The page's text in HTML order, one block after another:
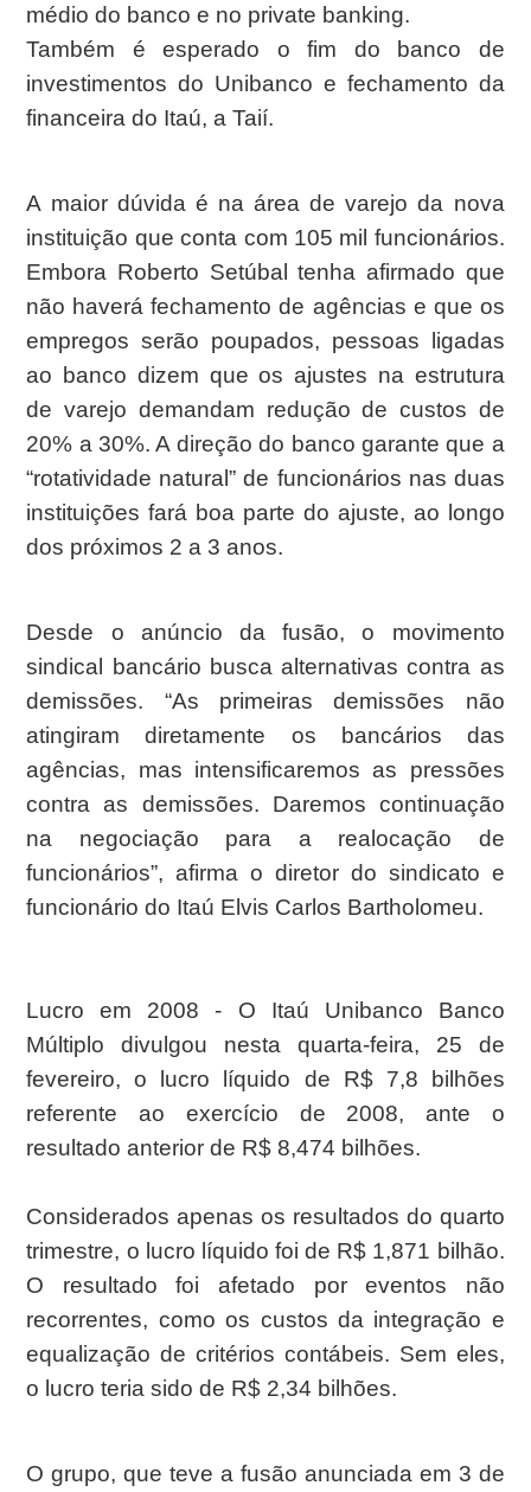
médio do banco e no private banking.
Também é esperado o fim do banco de
investimentos do Unibanco e fechamento da
financeira do Itaú, a Taií.
A maior dúvida é na área de varejo da nova
instituição que conta com 105 mil funcionários.
Embora Roberto Setúbal tenha afirmado que
não haverá fechamento de agências e que os
empregos serão poupados, pessoas ligadas
ao banco dizem que os ajustes na estrutura
de varejo demandam redução de custos de
20% a 30%. A direção do banco garante que a
“rotatividade natural” de funcionários nas duas
instituições fará boa parte do ajuste, ao longo
dos próximos 2 a 3 anos.
Desde o anúncio da fusão, o movimento
sindical bancário busca alternativas contra as
demissões. “As primeiras demissões não
atingiram diretamente os bancários das
agências, mas intensificaremos as pressões
contra as demissões. Daremos continuação
na negociação para a realocação de
funcionários”, afirma o diretor do sindicato e
funcionário do Itaú Elvis Carlos Bartholomeu.
Lucro em 2008 - O Itaú Unibanco Banco
Múltiplo divulgou nesta quarta-feira, 25 de
fevereiro, o lucro líquido de R$ 7,8 bilhões
referente ao exercício de 2008, ante o
resultado anterior de R$ 8,474 bilhões.
Considerados apenas os resultados do quarto
trimestre, o lucro líquido foi de R$ 1,871 bilhão.
O resultado foi afetado por eventos não
recorrentes, como os custos da integração e
equalização de critérios contábeis. Sem eles,
o lucro teria sido de R$ 2,34 bilhões.
O grupo, que teve a fusão anunciada em 3 de